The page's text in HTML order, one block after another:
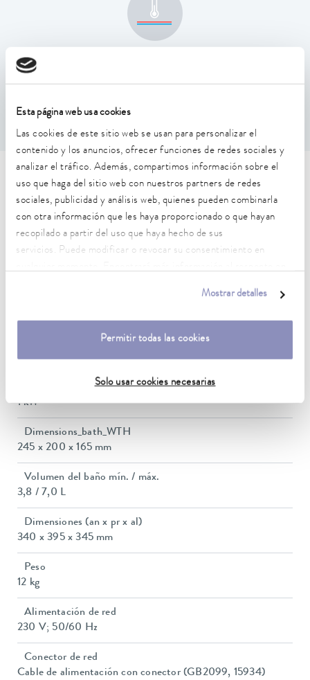
Esta página web usa cookies
Las cookies de este sitio web se usan para personalizar el
contenido y los anuncios, ofrecer funciones de redes sociales y
analizar el tráfico. Además, compartimos información sobre el
uso que haga del sitio web con nuestros partners de redes
sociales, publicidad y análisis web, quienes pueden combinarla
con otra información que les haya proporcionado o que hayan
recopilado a partir del uso que haya hecho de sus
servicios. Puede modificar o revocar su consentimiento en
Mostrar detalles
Permitir todas las cookies
Solo usar cookies necesarias
0,1 ± K
Características técnicas (según
DIN 12876)
Rango de temperatura de trabajo
25 ... 100 °C
Estabilidad de temperatura
0,1 ± K
Potencia calorífica máx.
1 kW
Dimensions_bath_WTH
245 x 200 x 165 mm
Volumen del baño mín. / máx.
3,8 / 7,0 L
Dimensiones (an x pr x al)
340 x 395 x 345 mm
Peso
12 kg
Alimentación de red
230 V; 50/60 Hz
Conector de red
Cable de alimentación con conector (GB2099, 15934)